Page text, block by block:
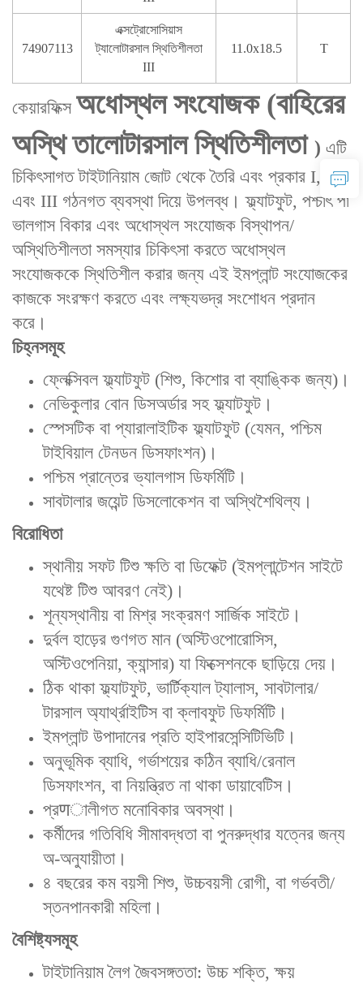
74907113
এক্সট্রোসোসিয়াস
ট্যালোটারসাল স্থিতিশীলতা
III
11.0x18.5 T
কেয়ারফিক্স অধোস্থল সংযোজক‌ (বাহিরের
অস্থি তালোটারসাল স্থিতিশীলতা‌ ) এটি
‌চিকিৎসাগত টাইটানিয়াম জোট‌ থেকে তৈরি‌ এবং ‌প্রকার I, II,
এবং III গঠনগত ব্যবস্থা‌ দিয়ে উপলব্ধ। ফ্ল্যাটফুট, পশ্চাৎ পা
ভালগাস বিকার‌ এবং অধোস্থল সংযোজক বিস্থাপন/
অস্থিতিশীলতা‌ সমস্যার চিকিৎসা করতে অধোস্থল
সংযোজককে স্থিতিশীল করার জন্য এই ইমপ্লান্ট সংযোজকের
কাজকে সংরক্ষণ করতে এবং লক্ষ্যভদ্র সংশোধন প্রদান
করে।
চিহ্নসমূহ
ফ্লেক্সিবল ফ্ল্যাটফুট‌ (শিশু, কিশোর বা ব্যাঙ্কিক জন্য)।
নেভিকুলার বোন ডিসঅর্ডার‌ সহ ফ্ল্যাটফুট।
স্পেসটিক বা প্যারালাইটিক ফ্ল্যাটফুট‌ (যেমন, পশ্চিম
টাইবিয়াল টেনডন ডিসফাংশন)।
পশ্চিম প্রান্তের ভ্যালগাস ডিফর্মিটি‌।
সাবটালার জয়েন্ট ডিসলোকেশন বা অস্থিশৈথিল্য‌।
বিরোধিতা
স্থানীয় সফট টিশু ক্ষতি বা ডিফেক্ট‌ (ইমপ্লান্টেশন সাইটে
যথেষ্ট টিশু আবরণ নেই)।
শূন্যস্থানীয় বা মিশ্র সংক্রমণ‌ সার্জিক সাইটে।
দুর্বল হাড়ের গুণগত মান‌ (অস্টিওপোরোসিস,
অস্টিওপেনিয়া, ক্যান্সার) যা ফিক্সেশনকে ছাড়িয়ে দেয়।
ঠিক থাকা ফ্ল্যাটফুট, ভার্টিক্যাল ট্যালাস, সাবটালার/
টারসাল অ্যার্থ্রাইটিস বা ক্লাবফুট ডিফর্মিটি‌।
ইমপ্লান্ট উপাদানের প্রতি হাইপারসেন্সিটিভিটি‌।
অনুভূমিক ব্যাধি, গর্ভাশয়ের কঠিন ব্যাধি/রেনাল
ডিসফাংশন, বা নিয়ন্ত্রিত না থাকা ডায়াবেটিস‌।
প্রणালীগত মনোবিকার অবস্থা‌।
কর্মীদের গতিবিধি সীমাবদ্ধতা বা পুনরুদ্ধার যত্নের জন্য
অ-অনুযায়ীতা‌।
৪ বছরের কম বয়সী শিশু, উচ্চবয়সী রোগী, বা গর্ভবতী/
স্তনপানকারী মহিলা‌।
বৈশিষ্ট্যসমূহ
টাইটানিয়াম লৈগ জৈবসঙ্গততা‌: উচ্চ শক্তি, ক্ষয়